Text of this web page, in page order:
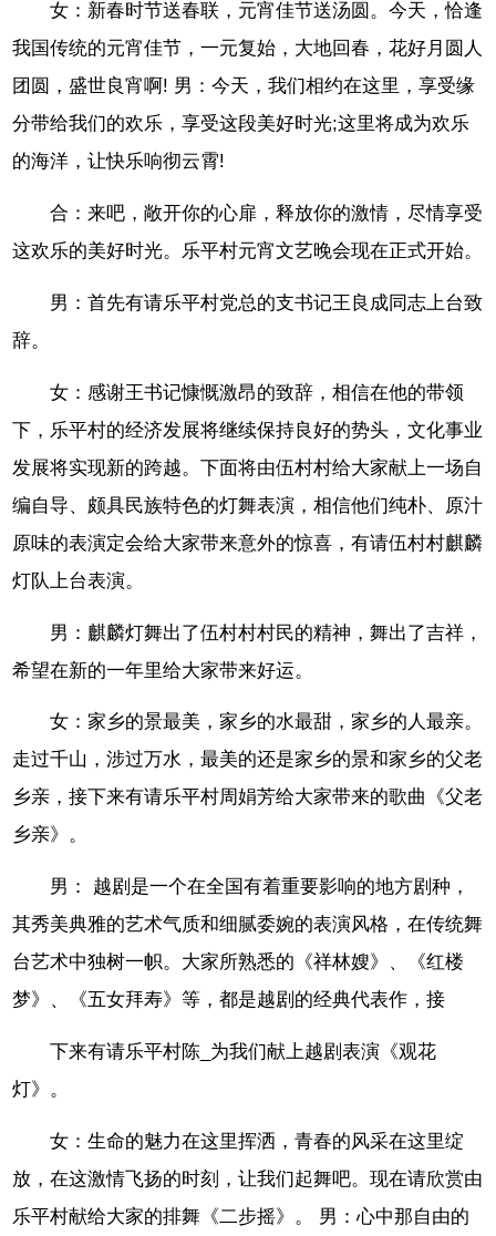
女：新春时节送春联，元宵佳节送汤圆。今天，恰逢
我国传统的元宵佳节，一元复始，大地回春，花好月圆人
团圆，盛世良宵啊! 男：今天，我们相约在这里，享受缘
分带给我们的欢乐，享受这段美好时光;这里将成为欢乐
的海洋，让快乐响彻云霄!
合：来吧，敞开你的心扉，释放你的激情，尽情享受
这欢乐的美好时光。乐平村元宵文艺晚会现在正式开始。
男：首先有请乐平村党总的支书记王良成同志上台致
辞。
女：感谢王书记慷慨激昂的致辞，相信在他的带领
下，乐平村的经济发展将继续保持良好的势头，文化事业
发展将实现新的跨越。下面将由伍村村给大家献上一场自
编自导、颇具民族特色的灯舞表演，相信他们纯朴、原汁
原味的表演定会给大家带来意外的惊喜，有请伍村村麒麟
灯队上台表演。
男：麒麟灯舞出了伍村村村民的精神，舞出了吉祥，
希望在新的一年里给大家带来好运。
女：家乡的景最美，家乡的水最甜，家乡的人最亲。
走过千山，涉过万水，最美的还是家乡的景和家乡的父老
乡亲，接下来有请乐平村周娟芳给大家带来的歌曲《父老
乡亲》。
男： 越剧是一个在全国有着重要影响的地方剧种，
其秀美典雅的艺术气质和细腻委婉的表演风格，在传统舞
台艺术中独树一帜。大家所熟悉的《祥林嫂》、《红楼
梦》、《五女拜寿》等，都是越剧的经典代表作，接
下来有请乐平村陈_为我们献上越剧表演《观花
灯》。
女：生命的魅力在这里挥洒，青春的风采在这里绽
放，在这激情飞扬的时刻，让我们起舞吧。现在请欣赏由
乐平村献给大家的排舞《二步摇》。 男：心中那自由的